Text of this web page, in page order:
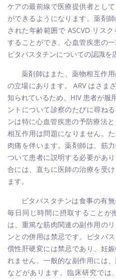
ケアの最前線で医療提供者とし
ができるようになります。薬剤
された年齢範囲で ASCVD リス
することができ、心血管疾患の
ピタバスタチンについての認識を
薬剤師はまた、薬物相互作
の立場にあります。 ARV はさま
知られているため、HIV 患者が服
ントについて診察のたびに尋ね
ンは特に心血管疾患の予防療法
相互作用は問題になりません。
肉痛を伴います。薬剤師は、筋
ついて患者に説明する必要があ
合には、直ちに医師の治療を受
ます。
ピタバスタチンは食事の有
毎日同じ時間に摂取することが
は、重篤な筋肉関連の副作用の
ンとの併用は禁忌です。ピタバ
償性肝硬変には禁忌であり、妊
れません。一般的な副作用には
などがあります。臨床研究では